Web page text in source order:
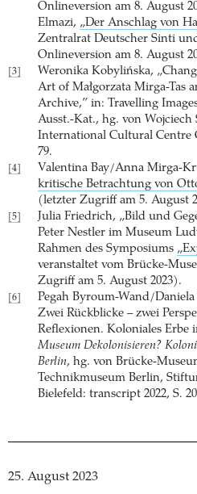
Onlineversion am 8. August
Elmazi, „Der Anschlag von
Zentralrat Deutscher Sinti
Onlineversion am 8. August
[3]
Weronika Kobylińska,
Art of Małgorzata Mirga-Tas
Archive,” in: Travelling
Ausst.-Kat., hg. von
International Cultural Centre
79.
[4] Valentina Bay/Anna Mirga-
kritische Betrachtung von
(letzter Zugriff am 5. August
[5]
Julia Friedrich, „Bild und
Peter Nestler im Museum
Rahmen des Symposiums
veranstaltet vom Brücke-
Zugriff am 5. August 2023).
[6]
Pegah Byroum-Wand/
Zwei Rückblicke – zwei
Reflexionen. Koloniales Erbe
Museum Dekolonisieren?
Berlin, hg. von Brücke-
Technikmuseum Berlin,
Bielefeld: transcript 2022, S.
25. August 2023